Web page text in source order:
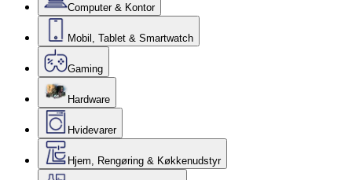
Computer & Kontor
Mobil, Tablet & Smartwatch
Gaming
Hardware
Hvidevarer
Hjem, Rengøring & Køkkenudstyr